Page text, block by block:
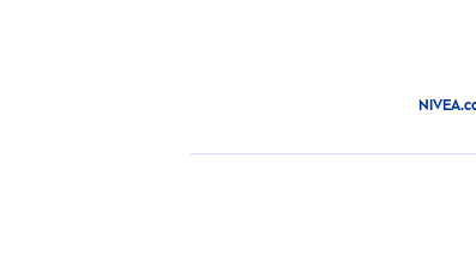
ボディウ
ニベア クリー